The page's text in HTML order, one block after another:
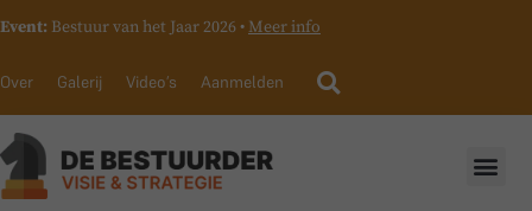
Event: Bestuur van het Jaar 2026 • Meer info
Over Galerij Video’s Aanmelden